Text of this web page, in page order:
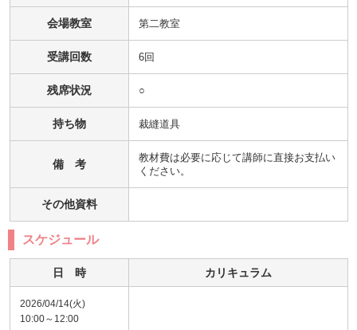
会場教室 第二教室
受講回数 6回
残席状況 ○
持ち物 裁縫道具
備 考
教材費は必要に応じて講師に直接お支払い
ください。
その他資料
スケジュール
日 時 カリキュラム
2026/04/14(火)
10:00～12:00